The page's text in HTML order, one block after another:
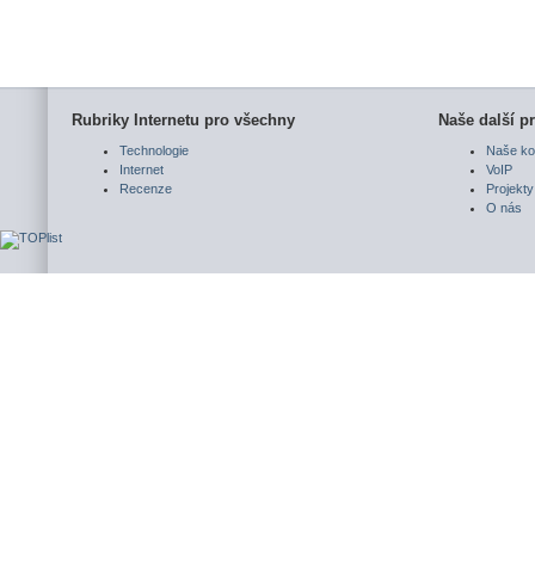
Rubriky Internetu pro všechny
Technologie
Internet
Recenze
Naše další
Naše
VoIP
Projekty
O nás